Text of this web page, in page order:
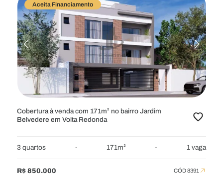
Comprar
RESIDENCIAL
APARTAMENTOS APARTAMENTOS GARDEN
CASAS CHÁCARAS COBERTURAS
FAZENDAS FLATS SÍTIOS TERRENOS
GALPÕES LOJAS PONTOS PRÉDIOS
Aceita Financiamento
Cobertura à venda com 171m² no bairro Jardim
Belvedere em Volta Redonda
3 quartos - 171m² - 1 vaga
R$ 850.000 CÓD 8391